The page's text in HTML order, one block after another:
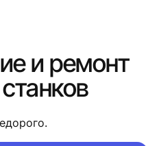
и ремонт